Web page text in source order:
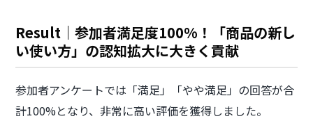
Result｜参加者満足度100%！「商品の新し
い使い方」の認知拡大に大きく貢献
参加者アンケートでは「満足」「やや満足」の回答が合
計100%となり、非常に高い評価を獲得しました。